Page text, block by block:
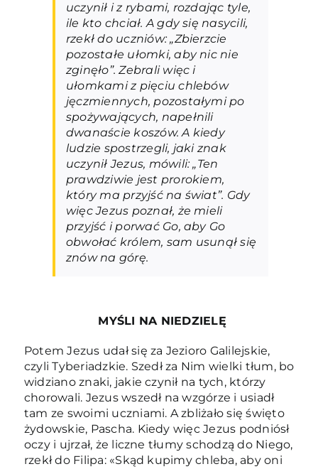
uczynił i z rybami, rozdając tyle,
ile kto chciał. A gdy się nasycili,
rzekł do uczniów: „Zbierzcie
pozostałe ułomki, aby nic nie
zginęło”. Zebrali więc i
ułomkami z pięciu chlebów
jęczmiennych, pozostałymi po
spożywających, napełnili
dwanaście koszów. A kiedy
ludzie spostrzegli, jaki znak
uczynił Jezus, mówili: „Ten
prawdziwie jest prorokiem,
który ma przyjść na świat”. Gdy
więc Jezus poznał, że mieli
przyjść i porwać Go, aby Go
obwołać królem, sam usunął się
znów na górę.
MYŚLI NA NIEDZIELĘ
Potem Jezus udał się za Jezioro Galilejskie,
czyli Tyberiadzkie. Szedł za Nim wielki tłum, bo
widziano znaki, jakie czynił na tych, którzy
chorowali. Jezus wszedł na wzgórze i usiadł
tam ze swoimi uczniami. A zbliżało się święto
żydowskie, Pascha. Kiedy więc Jezus podniósł
oczy i ujrzał, że liczne tłumy schodzą do Niego,
rzekł do Filipa: «Skąd kupimy chleba, aby oni